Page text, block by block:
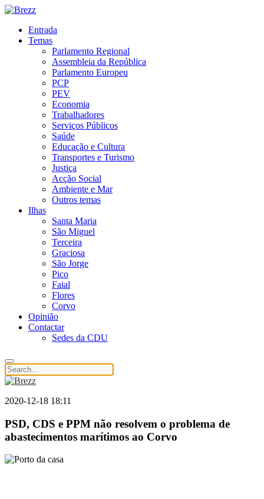
Entrada
Temas
Parlamento Regional
Assembleia da República
Parlamento Europeu
PCP
PEV
Economia
Trabalhadores
Serviços Públicos
Saúde
Educação e Cultura
Transportes e Turismo
Justiça
Acção Social
Ambiente e Mar
Outros temas
Ilhas
Santa Maria
São Miguel
Terceira
Graciosa
São Jorge
Pico
Faial
Flores
Corvo
Opinião
Contactar
Sedes da CDU
2020-12-18 18:11
PSD, CDS e PPM não resolvem o problema de
abastecimentos marítimos ao Corvo